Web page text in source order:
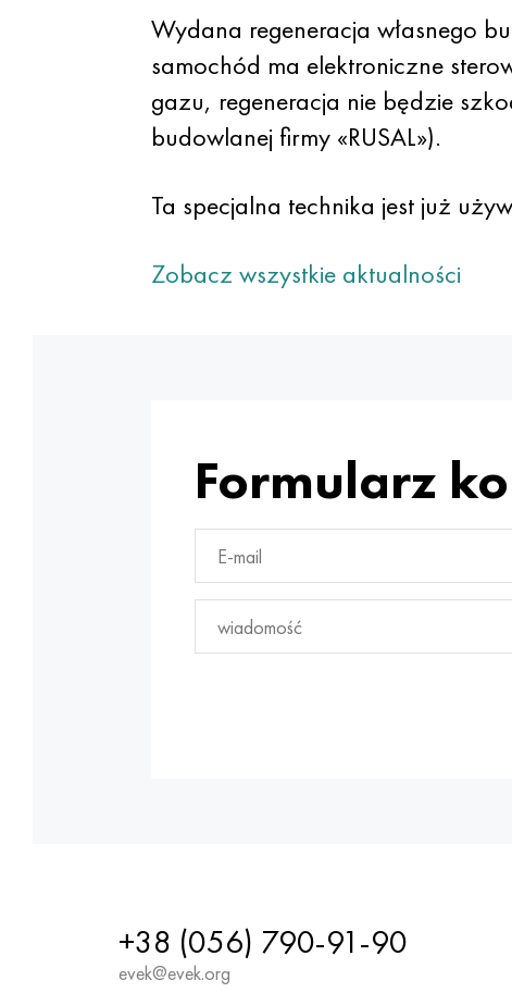
Wydana regeneracja własnego
samochód ma elektroniczne
gazu, regeneracja nie będzie
budowlanej firmy «RUSAL»).
Ta specjalna technika jest już
Zobacz wszystkie aktualności
Formularz
+38 (056) 790-91-90
evek@evek.org